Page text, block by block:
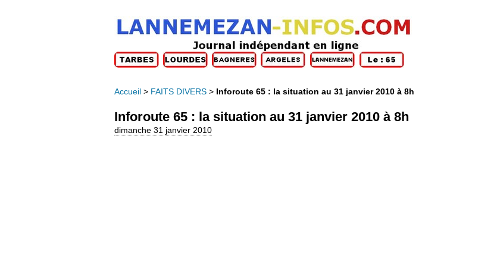
Accueil > FAITS DIVERS > Inforoute 65 : la situation au 31 janvier 2010 à 8h
Inforoute 65 : la situation au 31 janvier 2010 à 8h
dimanche 31 janvier 2010